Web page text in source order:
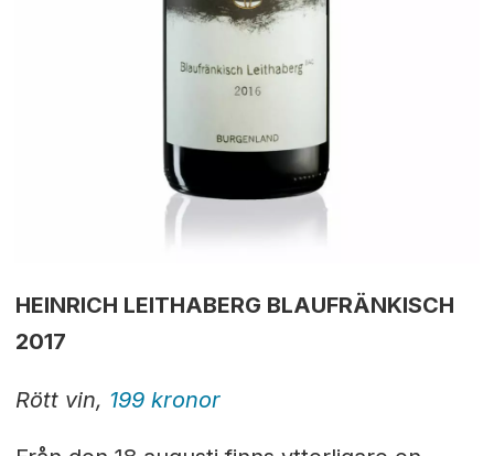
HEINRICH LEITHABERG BLAUFRÄNKISCH
2017
Rött vin, 199 kronor